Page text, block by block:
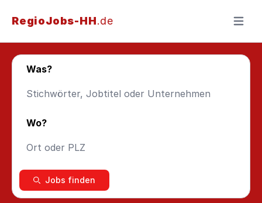
RegioJobs-HH.de Menü
Was?
Wo?
Jobs finden